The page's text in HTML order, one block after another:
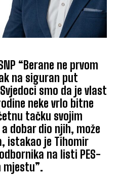
“Berane ne prvom
na siguran put
smo da je vlast
neke vrlo bitne
tačku svojim
dobar dio njih, može
istakao je Tihomir
na listi PES-
mjestu”.